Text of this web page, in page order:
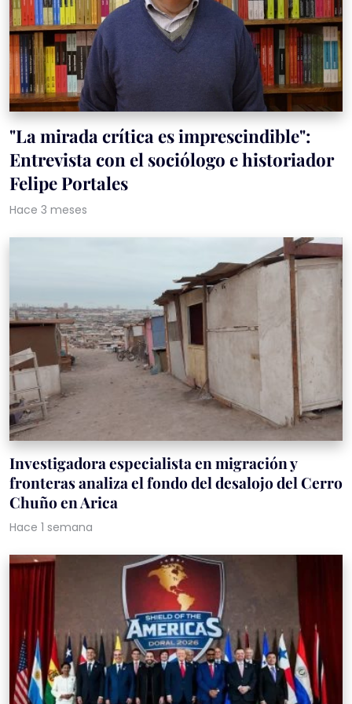
"La mirada crítica es imprescindible":
Entrevista con el sociólogo e historiador
Felipe Portales
Hace 3 meses
Investigadora especialista en migración y
fronteras analiza el fondo del desalojo del Cerro
Chuño en Arica
Hace 1 semana